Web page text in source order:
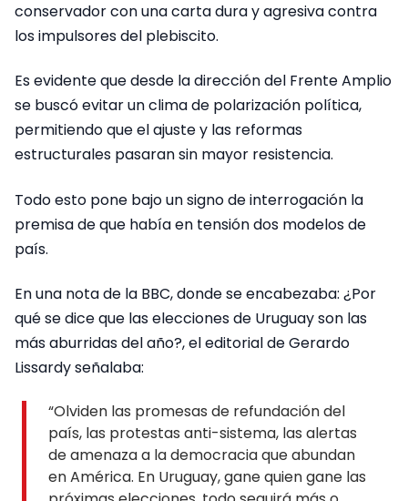
conservador con una carta dura y agresiva contra
los impulsores del plebiscito.
Es evidente que desde la dirección del Frente Amplio
se buscó evitar un clima de polarización política,
permitiendo que el ajuste y las reformas
estructurales pasaran sin mayor resistencia.
Todo esto pone bajo un signo de interrogación la
premisa de que había en tensión dos modelos de
país.
En una nota de la BBC, donde se encabezaba: ¿Por
qué se dice que las elecciones de Uruguay son las
más aburridas del año?, el editorial de Gerardo
Lissardy señalaba:
“Olviden las promesas de refundación del
país, las protestas anti-sistema, las alertas
de amenaza a la democracia que abundan
en América. En Uruguay, gane quien gane las